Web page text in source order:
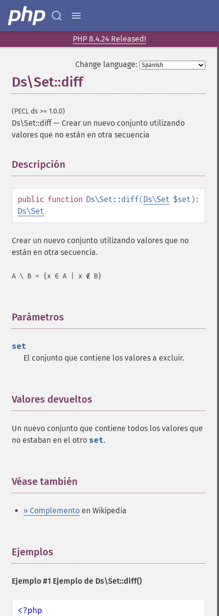
PHP 8.4.24 Released!
Change language:
Ds\Set::diff
(PECL ds >= 1.0.0)
Ds\Set::diff— Crear un nuevo conjunto utilizando
valores que no están en otra secuencia
Descripción
public function Ds\Set::diff(Ds\Set $set ):
Ds\Set
Crear un nuevo conjunto utilizando valores que no
están en otra secuencia.
A \ B = {x ∈ A | x ∉ B}
Parámetros
set
El conjunto que contiene los valores a excluir.
Valores devueltos
Un nuevo conjunto que contiene todos los valores que
no estaban en el otro set.
Véase también
» Complemento en Wikipedia
Ejemplos
Ejemplo #1 Ejemplo de Ds\Set::diff()
<?php